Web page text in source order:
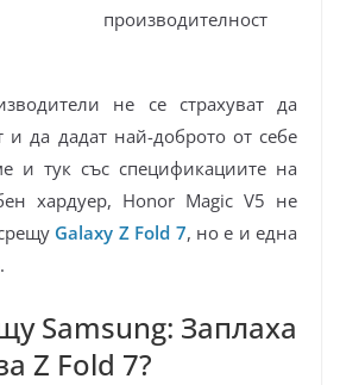
производителност
не се страхуват да
и да дадат най-доброто от себе
и тук със спецификациите на
хардуер, Honor Magic V5 не
Galaxy Z Fold 7, но е и една
Samsung: Заплаха
Z Fold 7?